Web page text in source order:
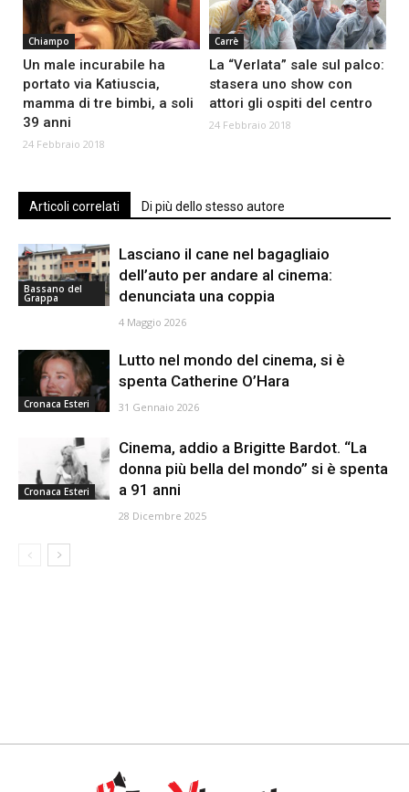
Chiampo
Un male incurabile ha
portato via Katiuscia,
mamma di tre bimbi, a soli
39 anni
24 Febbraio 2018
Carrè
La “Verlata” sale sul palco:
stasera uno show con
attori gli ospiti del centro
24 Febbraio 2018
Articoli correlati Di più dello stesso autore
Bassano del
Grappa
Lasciano il cane nel bagagliaio
dell’auto per andare al cinema:
denunciata una coppia
4 Maggio 2026
Cronaca Esteri
Lutto nel mondo del cinema, si è
spenta Catherine O’Hara
31 Gennaio 2026
Cronaca Esteri
Cinema, addio a Brigitte Bardot. “La
donna più bella del mondo” si è spenta
a 91 anni
28 Dicembre 2025